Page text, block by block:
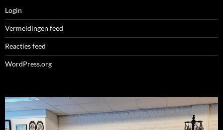
Login
Vermeldingen feed
Reacties feed
WordPress.org